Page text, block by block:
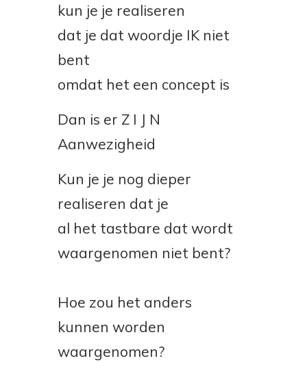
kun je je realiseren
dat je dat woordje IK niet
bent
omdat het een concept is
Dan is er Z I J N
Aanwezigheid
Kun je je nog dieper
realiseren dat je
al het tastbare dat wordt
waargenomen niet bent?
Hoe zou het anders
kunnen worden
waargenomen?